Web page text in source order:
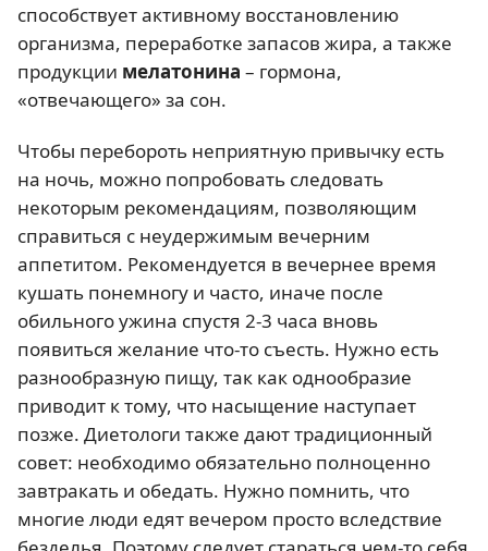
способствует активному восстановлению
организма, переработке запасов жира, а также
продукции мелатонина – гормона,
«отвечающего» за сон.
Чтобы перебороть неприятную привычку есть
на ночь, можно попробовать следовать
некоторым рекомендациям, позволяющим
справиться с неудержимым вечерним
аппетитом. Рекомендуется в вечернее время
кушать понемногу и часто, иначе после
обильного ужина спустя 2-3 часа вновь
появиться желание что-то съесть. Нужно есть
разнообразную пищу, так как однообразие
приводит к тому, что насыщение наступает
позже. Диетологи также дают традиционный
совет: необходимо обязательно полноценно
завтракать и обедать. Нужно помнить, что
многие люди едят вечером просто вследствие